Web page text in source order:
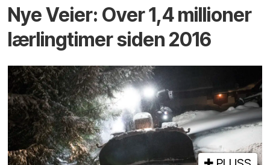
Nye Veier: Over 1,4 millioner
lærlingtimer siden 2016